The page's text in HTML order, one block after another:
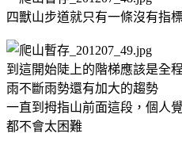
四獸山步道就只有一條沒有指
到這開始陡上的階梯應該是全
雨不斷雨勢還有加大的趨勢
一直到拇指山前面這段，個人
都不會太困難